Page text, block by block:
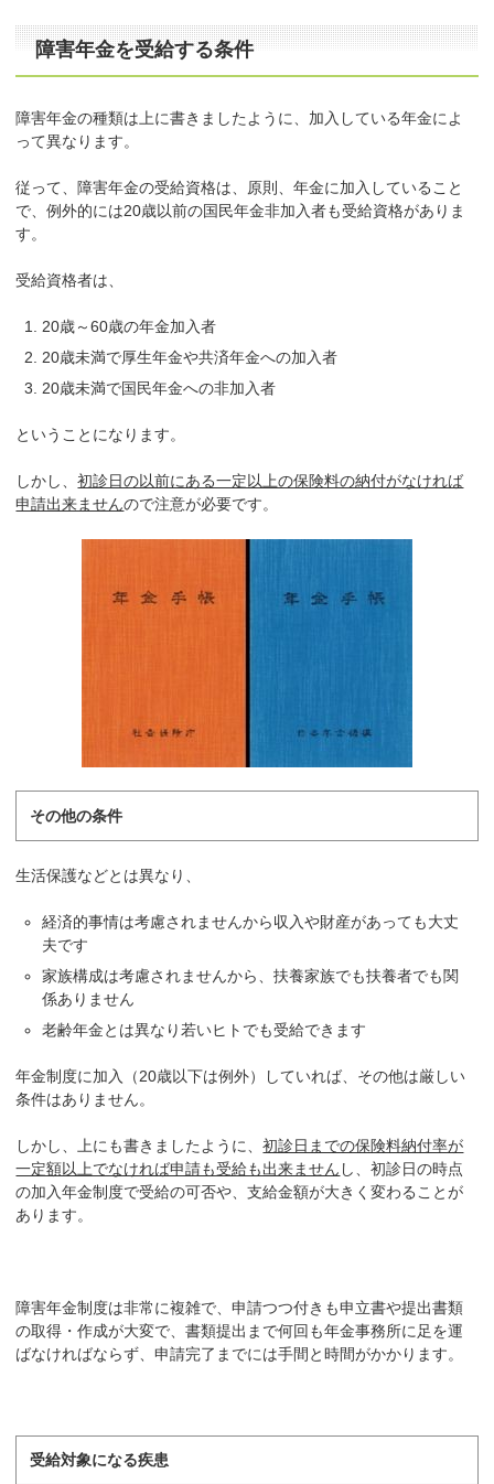
障害年金を受給する条件
障害年金の種類は上に書きましたように、加入している年金によ
って異なります。
従って、障害年金の受給資格は、原則、年金に加入していること
で、例外的には20歳以前の国民年金非加入者も受給資格がありま
す。
受給資格者は、
20歳～60歳の年金加入者
20歳未満で厚生年金や共済年金への加入者
20歳未満で国民年金への非加入者
ということになります。
しかし、初診日の以前にある一定以上の保険料の納付がなければ
申請出来ませんので注意が必要です。
その他の条件
生活保護などとは異なり、
経済的事情は考慮されませんから収入や財産があっても大丈
夫です
家族構成は考慮されませんから、扶養家族でも扶養者でも関
係ありません
老齢年金とは異なり若いヒトでも受給できます
年金制度に加入（20歳以下は例外）していれば、その他は厳しい
条件はありません。
しかし、上にも書きましたように、初診日までの保険料納付率が
一定額以上でなければ申請も受給も出来ません し、初診日の時点
の加入年金制度で受給の可否や、支給金額が大きく変わることが
あります。
障害年金制度は非常に複雑で、申請つつ付きも申立書や提出書類
の取得・作成が大変で、書類提出まで何回も年金事務所に足を運
ばなければならず、申請完了までには手間と時間がかかります。
受給対象になる疾患